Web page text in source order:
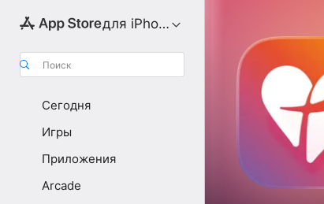
для iPhone
Поиск
Сегодня
Игры
Приложения
Arcade